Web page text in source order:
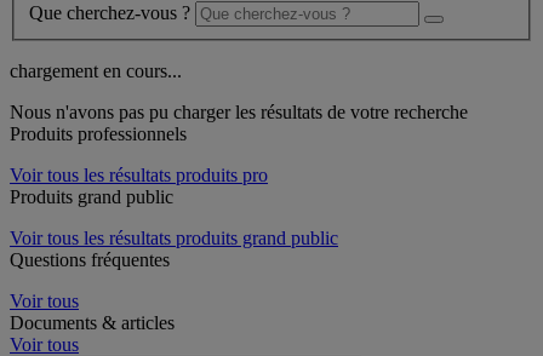
Que cherchez-vous ?
chargement en cours...
Nous n'avons pas pu charger les résultats de votre recherche
Produits professionnels
Voir tous les résultats produits pro
Produits grand public
Voir tous les résultats produits grand public
Questions fréquentes
Voir tous
Documents & articles
Voir tous